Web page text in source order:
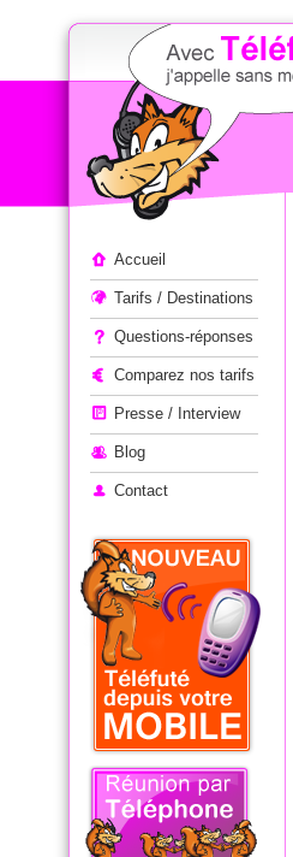
Accueil
Tarifs / Destinations
Questions-réponses
Comparez nos tarifs
Presse / Interview
Blog
Contact